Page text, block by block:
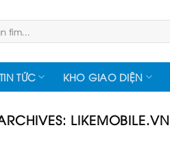
TIN TỨC KHO GIAO DIỆN
LIKEMOBILE.VN